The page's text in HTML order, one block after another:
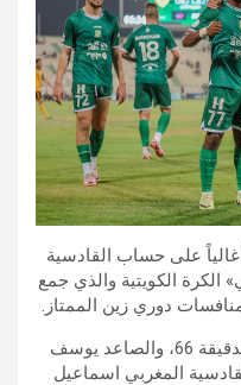
على حساب القادسية
الكويتية والذي جمع
دوري زين الممتاز.
وسجّل للعربي النيجيري ايوالا في الدقيقة 66، والصاعد يوسف
القادسية المغربي اسماعيل